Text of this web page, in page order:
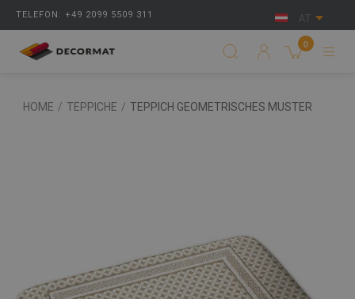
TELEFON: +49 2099 5509 311 AT
0
HOME / TEPPICHE / TEPPICH GEOMETRISCHES MUSTER